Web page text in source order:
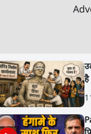
है